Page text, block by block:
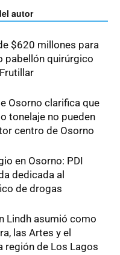
autor
$620 millones para
pabellón quirúrgico
Osorno clarifica que
tonelaje no pueden
centro de Osorno
en Osorno: PDI
dedicada al
de drogas
Lindh asumió como
las Artes y el
región de Los Lagos